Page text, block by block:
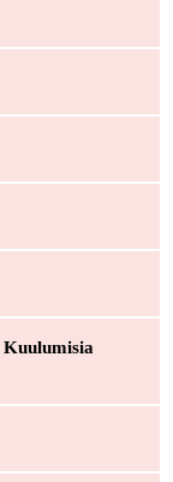
Kuulumisia